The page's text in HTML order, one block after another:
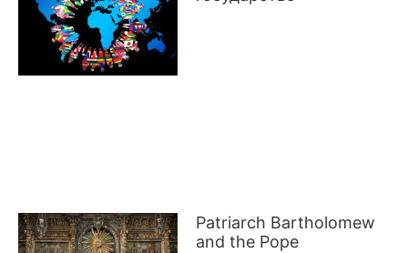
Patriarch Bartholomew
and the Pope